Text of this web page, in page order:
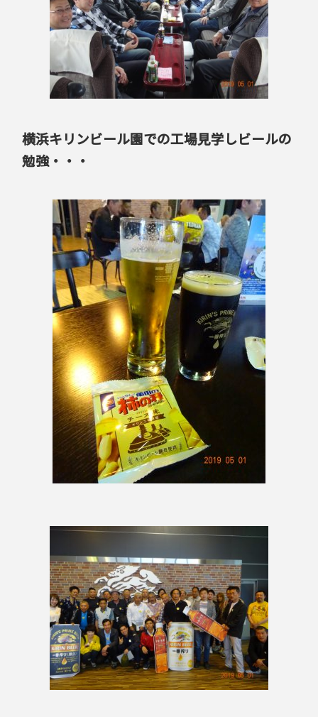
横浜キリンビール園での工場見学しビールの
勉強・・・